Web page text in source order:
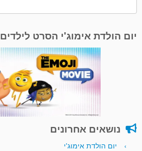
יום הולדת אימוג'י הסרט לילדים
נושאים אחרונים
יום הולדת אימוג'י